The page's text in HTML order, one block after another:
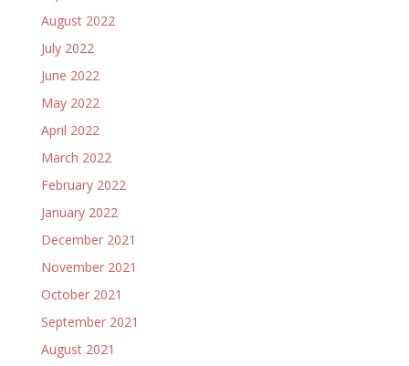
August 2022
July 2022
June 2022
May 2022
April 2022
March 2022
February 2022
January 2022
December 2021
November 2021
October 2021
September 2021
August 2021